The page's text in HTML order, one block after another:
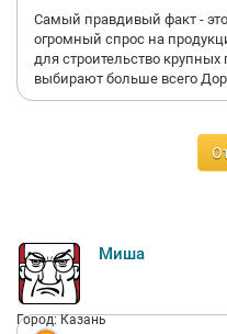
Самый правдивый факт -
огромный спрос на
для строительство
выбирают больше всего
Миша
Город: Казань